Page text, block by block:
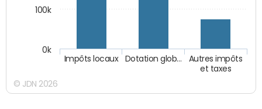
Autres impôts
et taxes
Dotation glob…
Impôts locaux
0k
100k
© JDN 2026